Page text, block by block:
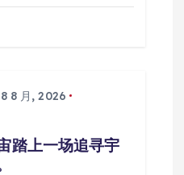
8 8 月, 2026
踏上一场追寻宇